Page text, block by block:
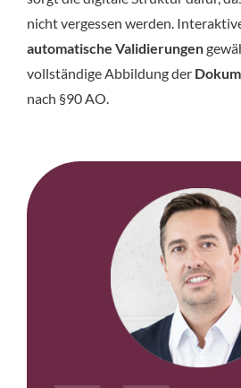
nicht vergessen werden.
automatische Validierungen
vollständige Abbildung der
nach §90 AO.